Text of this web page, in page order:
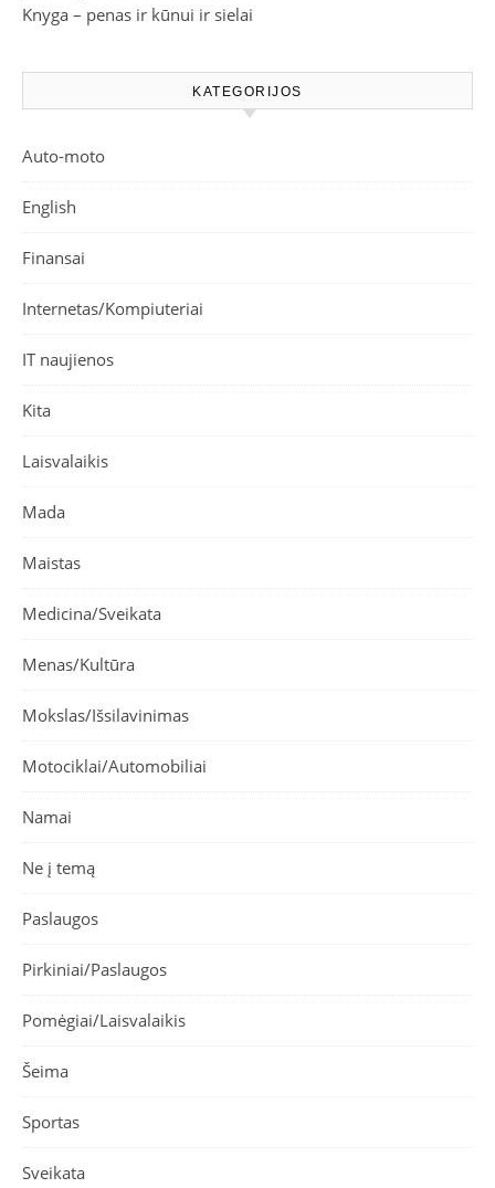
Knyga – penas ir kūnui ir sielai
KATEGORIJOS
Auto-moto
English
Finansai
Internetas/Kompiuteriai
IT naujienos
Kita
Laisvalaikis
Mada
Maistas
Medicina/Sveikata
Menas/Kultūra
Mokslas/Išsilavinimas
Motociklai/Automobiliai
Namai
Ne į temą
Paslaugos
Pirkiniai/Paslaugos
Pomėgiai/Laisvalaikis
Šeima
Sportas
Sveikata